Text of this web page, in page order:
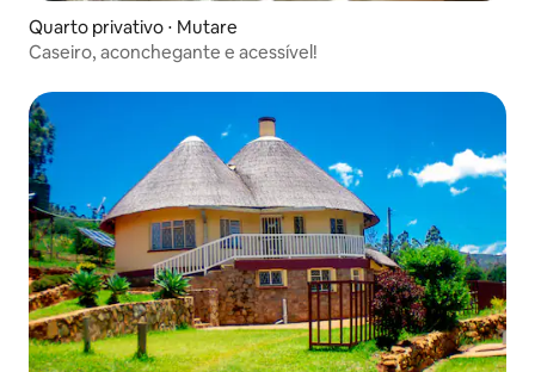
Quarto privativo ⋅ Mutare
Caseiro, aconchegante e acessível!